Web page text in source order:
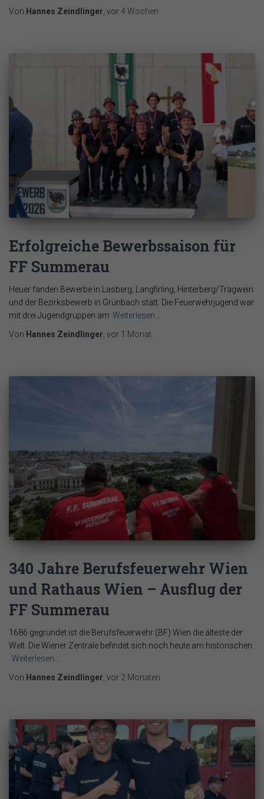
Von Hannes Zeindlinger , vor4 Wochen
Erfolgreiche Bewerbssaison für
FF Summerau
Heuer fanden Bewerbe in Lasberg, Langfirling, Hinterberg/Tragwein
und der Bezirksbewerb in Grünbach statt. Die Feuerwehrjugend war
mit drei Jugendgruppen am Weiterlesen…
Von Hannes Zeindlinger , vor 1 Monat
340 Jahre Berufsfeuerwehr Wien
und Rathaus Wien – Ausflug der
FF Summerau
1686 gegründet ist die Berufsfeuerwehr (BF) Wien die älteste der
Welt. Die Wiener Zentrale befindet sich noch heute am historischen
Weiterlesen…
Von Hannes Zeindlinger, vor 2 Monaten